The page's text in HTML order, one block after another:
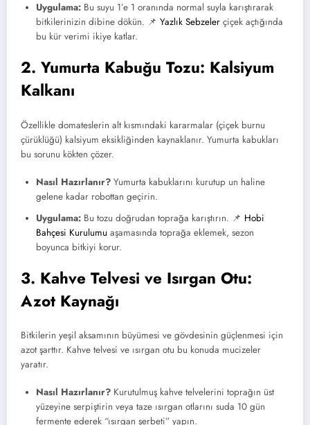
Uygulama: Bu suyu 1’e 1 oranında normal suyla karıştırarak
bitkilerinizin dibine dökün. 📌 Yazlık Sebzeler çiçek açtığında
bu kür verimi ikiye katlar.
2. Yumurta Kabuğu Tozu: Kalsiyum
Kalkanı
Özellikle domateslerin alt kısmındaki kararmalar (çiçek burnu
çürüklüğü) kalsiyum eksikliğinden kaynaklanır. Yumurta kabukları
bu sorunu kökten çözer.
Nasıl Hazırlanır? Yumurta kabuklarını kurutup un haline
gelene kadar robottan geçirin.
Uygulama: Bu tozu doğrudan toprağa karıştırın. 📌 Hobi
Bahçesi Kurulumu aşamasında toprağa eklemek, sezon
boyunca bitkiyi korur.
3. Kahve Telvesi ve Isırgan Otu:
Azot Kaynağı
Bitkilerin yeşil aksamının büyümesi ve gövdesinin güçlenmesi için
azot şarttır. Kahve telvesi ve ısırgan otu bu konuda mucizeler
yaratır.
Nasıl Hazırlanır? Kurutulmuş kahve telvelerini toprağın üst
yüzeyine serpiştirin veya taze ısırgan otlarını suda 10 gün
fermente ederek “ısırgan şerbeti” yapın.